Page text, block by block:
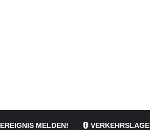
EREIGNIS MELDEN! VERKEHRSLAGE